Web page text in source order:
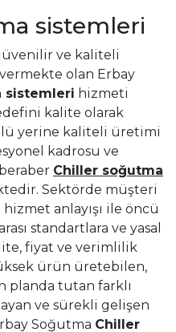
sistemleri
ve kaliteli
olan Erbay
sistemleri hizmeti
kalite olarak
yerine kaliteli üretimi
kadrosu ve
Chiller soğutma
Sektörde müşteri
anlayışı ile öncü
standartlara ve yasal
fiyat ve verimlilik
ürün üretebilen,
planda tutan farklı
ve sürekli gelişen
Soğutma Chiller